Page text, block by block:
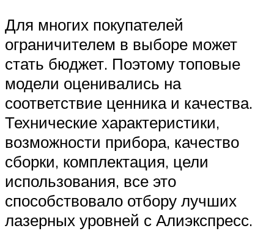
Для многих покупателей
ограничителем в выборе может
стать бюджет. Поэтому топовые
модели оценивались на
соответствие ценника и качества.
Технические характеристики,
возможности прибора, качество
сборки, комплектация, цели
использования, все это
способствовало отбору лучших
лазерных уровней с Алиэкспресс.